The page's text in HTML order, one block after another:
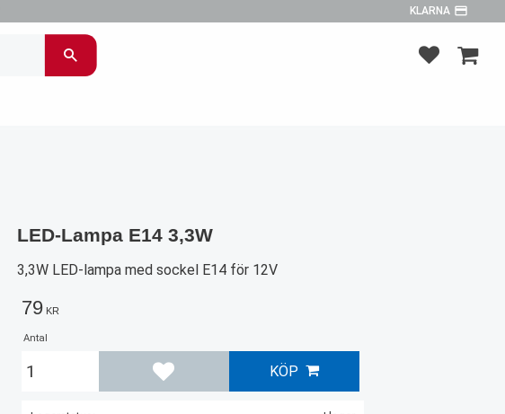
KLARNA payment
FAVORITER
LED-Lampa E14 3,3W
3,3W LED-lampa med sockel E14 för 12V
79 KR
Antal
KÖP
Lägg till i favoriter